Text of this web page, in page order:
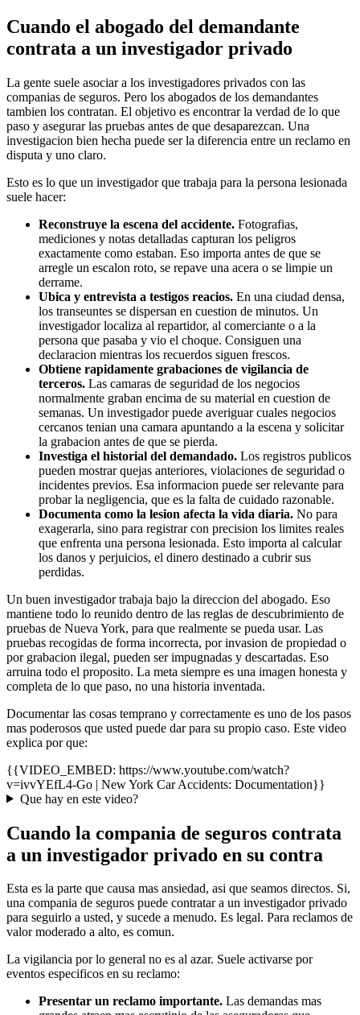
Cuando el abogado del demandante
contrata a un investigador privado
La gente suele asociar a los investigadores privados con las
companias de seguros. Pero los abogados de los demandantes
tambien los contratan. El objetivo es encontrar la verdad de lo que
paso y asegurar las pruebas antes de que desaparezcan. Una
investigacion bien hecha puede ser la diferencia entre un reclamo en
disputa y uno claro.
Esto es lo que un investigador que trabaja para la persona lesionada
suele hacer:
Reconstruye la escena del accidente. Fotografias,
mediciones y notas detalladas capturan los peligros
exactamente como estaban. Eso importa antes de que se
arregle un escalon roto, se repave una acera o se limpie un
derrame.
Ubica y entrevista a testigos reacios. En una ciudad densa,
los transeuntes se dispersan en cuestion de minutos. Un
investigador localiza al repartidor, al comerciante o a la
persona que pasaba y vio el choque. Consiguen una
declaracion mientras los recuerdos siguen frescos.
Obtiene rapidamente grabaciones de vigilancia de
terceros. Las camaras de seguridad de los negocios
normalmente graban encima de su material en cuestion de
semanas. Un investigador puede averiguar cuales negocios
cercanos tenian una camara apuntando a la escena y solicitar
la grabacion antes de que se pierda.
Investiga el historial del demandado. Los registros publicos
pueden mostrar quejas anteriores, violaciones de seguridad o
incidentes previos. Esa informacion puede ser relevante para
probar la negligencia, que es la falta de cuidado razonable.
Documenta como la lesion afecta la vida diaria. No para
exagerarla, sino para registrar con precision los limites reales
que enfrenta una persona lesionada. Esto importa al calcular
los danos y perjuicios, el dinero destinado a cubrir sus
perdidas.
Un buen investigador trabaja bajo la direccion del abogado. Eso
mantiene todo lo reunido dentro de las reglas de descubrimiento de
pruebas de Nueva York, para que realmente se pueda usar. Las
pruebas recogidas de forma incorrecta, por invasion de propiedad o
por grabacion ilegal, pueden ser impugnadas y descartadas. Eso
arruina todo el proposito. La meta siempre es una imagen honesta y
completa de lo que paso, no una historia inventada.
Documentar las cosas temprano y correctamente es uno de los pasos
mas poderosos que usted puede dar para su propio caso. Este video
explica por que:
{{VIDEO_EMBED: https://www.youtube.com/watch?
v=ivvYEfL4-Go | New York Car Accidents: Documentation}}
Que hay en este video?
Cuando la compania de seguros contrata
a un investigador privado en su contra
Esta es la parte que causa mas ansiedad, asi que seamos directos. Si,
una compania de seguros puede contratar a un investigador privado
para seguirlo a usted, y sucede a menudo. Es legal. Para reclamos de
valor moderado a alto, es comun.
La vigilancia por lo general no es al azar. Suele activarse por
eventos especificos en su reclamo:
Presentar un reclamo importante. Las demandas mas